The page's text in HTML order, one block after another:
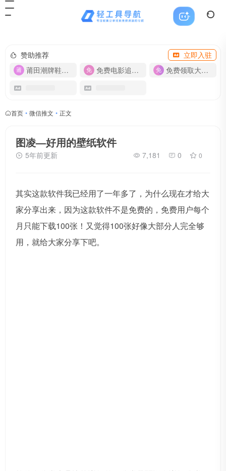
赞助推荐
立即入驻
莆田潮牌鞋服-货源
免费电影追剧APP 免费领取大流量卡【500G】
首页 • 微信推文 • 正文
图凌—好用的壁纸软件
5年前更新 7,181 0 0
其实这款软件我已经用了一年多了，为什么现在才给大
家分享出来，因为这款软件不是免费的，免费用户每个
月只能下载100张！又觉得100张好像大部分人完全够
用，就给大家分享下吧。